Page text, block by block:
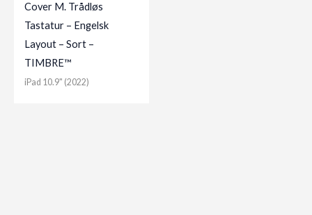
Cover M. Trådløs
Tastatur – Engelsk
Layout – Sort –
TIMBRE™
iPad 10.9" (2022)